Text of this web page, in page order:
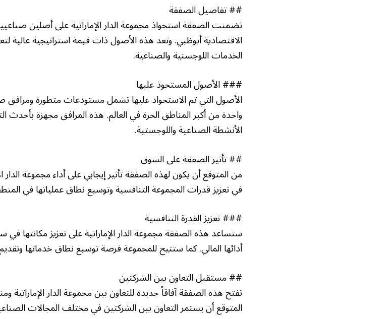
## تفاصيل الصفقة
تضمنت الصفقة استحواذ مجموعة الدار الإماراتية على أصلين
الاقتصادية أبوظبي. وتعد هذه الأصول ذات قيمة استراتيجية عالية
الخدمات اللوجستية والصناعية.
### الأصول المستحوذ عليها
الأصول التي تم الاستحواذ عليها تشمل مستودعات متطورة ومرافق
واحدة من أكبر المناطق الحرة في العالم. هذه المرافق مجهزة بأحدث
الأنشطة الصناعية واللوجستية.
## تأثير الصفقة على السوق
من المتوقع أن يكون لهذه الصفقة تأثير إيجابي على أداء مجموعة
في تعزيز قدرات المجموعة التنافسية وتوسيع نطاق عملياتها في
### تعزيز القدرة التنافسية
ستساعد هذه الصفقة مجموعة الدار الإماراتية على تعزيز مكانتها في
أدائها المالي. كما ستتيح للمجموعة فرصة توسيع نطاق خدماتها
## مستقبل التعاون بين الشركتين
تفتح هذه الصفقة آفاقاً جديدة للتعاون بين مجموعة الدار
المتوقع أن يستمر التعاون بين الشركتين في مختلف المجالات